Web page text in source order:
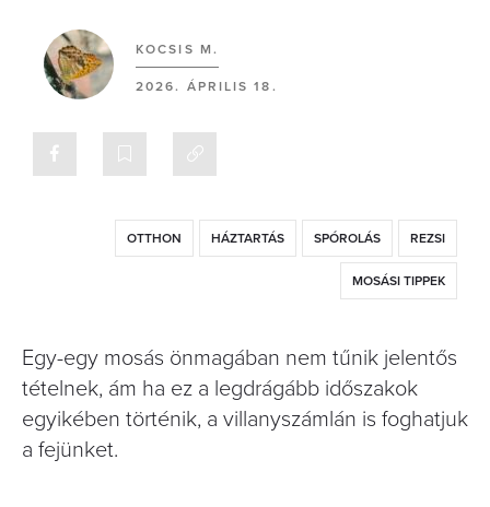
KOCSIS M.
2026. ÁPRILIS 18.
OTTHON HÁZTARTÁS SPÓROLÁS REZSI
MOSÁSI TIPPEK
Egy-egy mosás önmagában nem tűnik jelentős
tételnek, ám ha ez a legdrágább időszakok
egyikében történik, a villanyszámlán is foghatjuk
a fejünket.